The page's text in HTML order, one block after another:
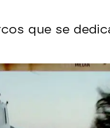
que se